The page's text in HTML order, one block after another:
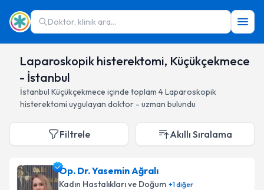
Doktor, klinik ara...
Laparoskopik histerektomi, Küçükçekmece
- İstanbul
İstanbul Küçükçekmece içinde toplam 4Laparoskopik
histerektomi uygulayan doktor - uzman bulundu
Filtrele Akıllı Sıralama
Op. Dr. Yasemin Ağralı
Kadın Hastalıkları ve Doğum +1diğer